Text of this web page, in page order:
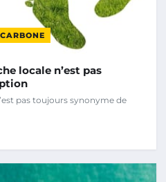
locale n’est pas
pas toujours synonyme de